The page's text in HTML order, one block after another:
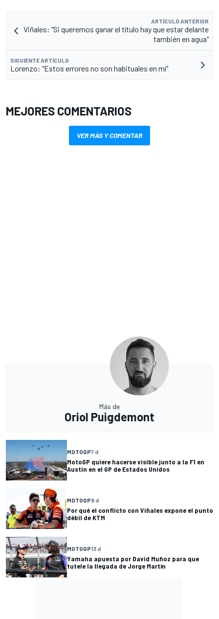
ARTÍCULO ANTERIOR
Viñales: "Si queremos ganar el título hay que estar delante
también en agua"
SIGUIENTE ARTÍCULO
Lorenzo: "Estos errores no son habituales en mí"
MEJORES COMENTARIOS
VER MÁS Y COMENTAR
Más de
Oriol Puigdemont
MOTOGP7 d
MotoGP quiere hacerse visible junto a la F1 en
Austin en el GP de Estados Unidos
MOTOGP8 d
Por qué el conflicto con Viñales expone el punto
débil de KTM
MOTOGP13 d
Yamaha apuesta por David Muñoz para que
tutele la llegada de Jorge Martín